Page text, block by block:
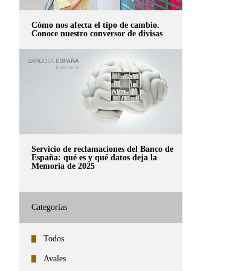
Cómo nos afecta el tipo de cambio.
Conoce nuestro conversor de divisas
Servicio de reclamaciones del Banco de
España: qué es y qué datos deja la
Memoria de 2025
Categorías
Todos
Avales